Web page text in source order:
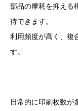
部品の摩耗を抑える
待できます。
利用頻度が高く、複
す。
日常的に印刷枚数が